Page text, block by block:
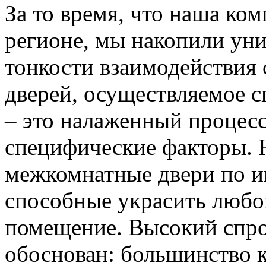
За то время, что наша
регионе, мы накопили
тонкости
дверей, осуществляемое
– это налаженный
специфические
межкомнатные двери по
способные украсить
помещение. Высокий
обоснован: большинство